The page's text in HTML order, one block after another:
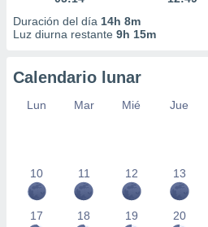
Duración del día 14h 8m
Luz diurna restante 9h 15m
Calendario lunar
Lun Mar Mié Jue
10 11 12 13
17 18 19 20